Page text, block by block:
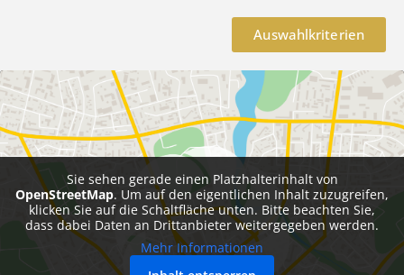
Auswahlkriterien
Sie sehen gerade einen Platzhalterinhalt von
OpenStreetMap. Um auf den eigentlichen Inhalt zuzugreifen,
klicken Sie auf die Schaltfläche unten. Bitte beachten Sie,
dass dabei Daten an Drittanbieter weitergegeben werden.
Mehr Informationen